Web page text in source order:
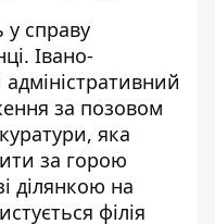
у справу
Івано-
за позовом
яка
за горою
ділянкою на
філія